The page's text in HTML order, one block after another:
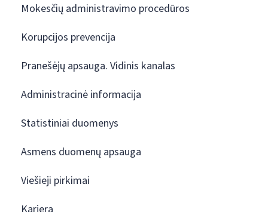
Mokesčių administravimo procedūros
Korupcijos prevencija
Pranešėjų apsauga. Vidinis kanalas
Administracinė informacija
Statistiniai duomenys
Asmens duomenų apsauga
Viešieji pirkimai
Karjera